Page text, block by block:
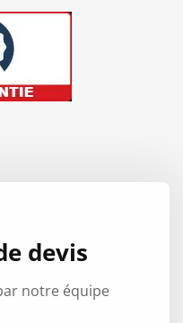
devis
notre équipe